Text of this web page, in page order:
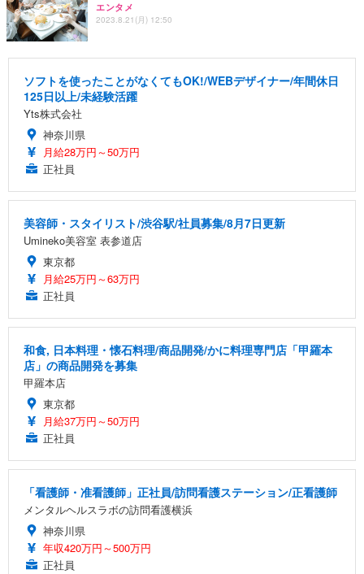
エンタメ
2023.8.21(月) 12:50
ソフトを使ったことがなくてもOK!/WEBデザイナー/年間休日
125日以上/未経験活躍
Yts株式会社
神奈川県
月給28万円～50万円
正社員
美容師・スタイリスト/渋谷駅/社員募集/8月7日更新
Umineko美容室 表参道店
東京都
月給25万円～63万円
正社員
和食, 日本料理・懐石料理/商品開発/かに料理専門店「甲羅本
店」の商品開発を募集
甲羅本店
東京都
月給37万円～50万円
正社員
「看護師・准看護師」正社員/訪問看護ステーション/正看護師
メンタルヘルスラボの訪問看護横浜
神奈川県
年収420万円～500万円
正社員